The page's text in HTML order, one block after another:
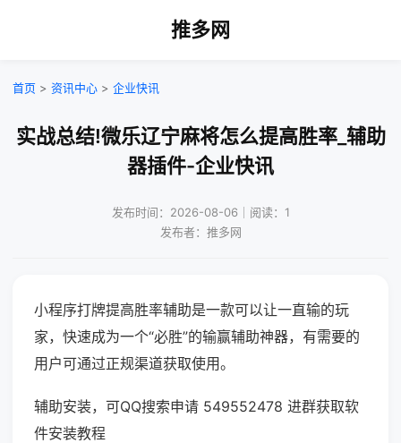
推多网
首页 > 资讯中心 > 企业快讯
实战总结!微乐辽宁麻将怎么提高胜率_辅助
器插件-企业快讯
发布时间：2026-08-06｜阅读：1
发布者：推多网
小程序打牌提高胜率辅助是一款可以让一直输的玩
家，快速成为一个“必胜”的输赢辅助神器，有需要的
用户可通过正规渠道获取使用。
辅助安装，可QQ搜索申请 549552478 进群获取软
件安装教程